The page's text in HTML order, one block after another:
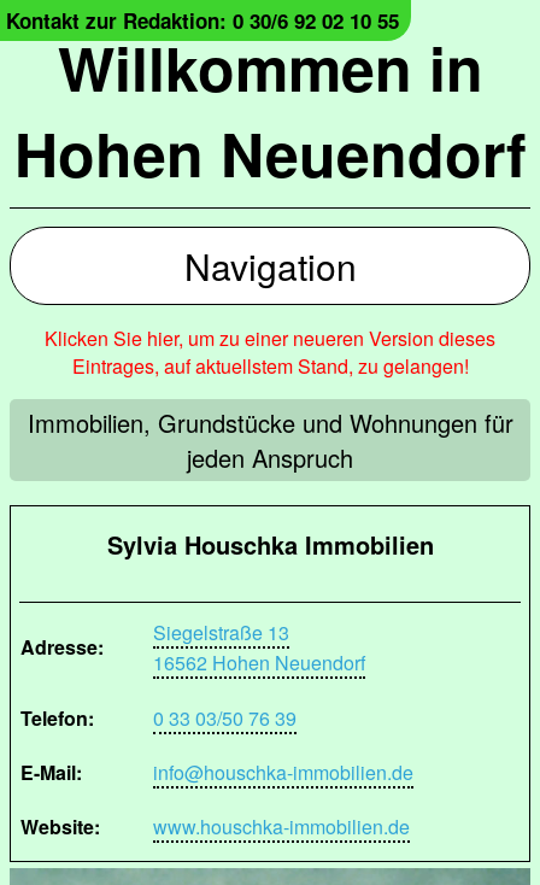
Willkommen in
Hohen Neuendorf
Kontakt zur Redaktion: 0 30/6 92 02 10 55
Navigation
Klicken Sie hier, um zu einer neueren Version dieses
Eintrages, auf aktuellstem Stand, zu gelangen!
Immobilien, Grundstücke und Wohnungen für
jeden Anspruch
Sylvia Houschka Immobilien
Adresse:
Siegelstraße 13
16562 Hohen Neuendorf
Telefon:
0 33 03/50 76 39
E-Mail:
info@houschka-immobilien.de
Website:
www.houschka-immobilien.de